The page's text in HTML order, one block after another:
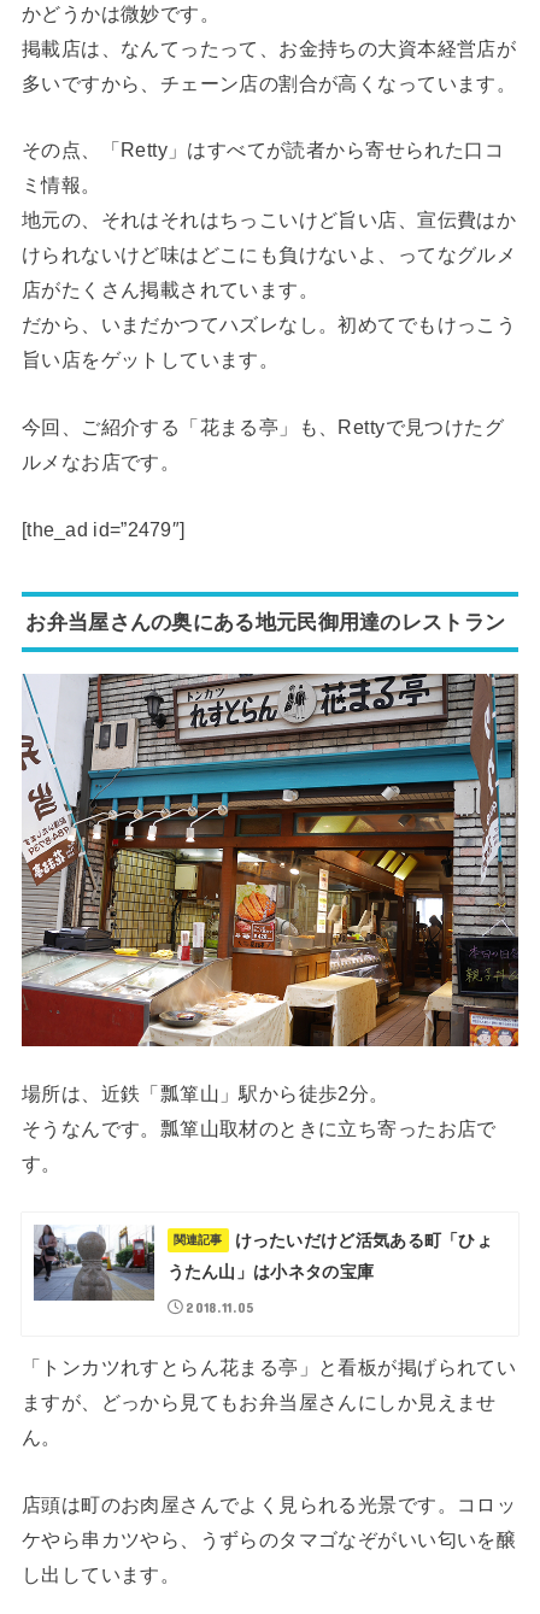
かどうかは微妙です。
掲載店は、なんてったって、お金持ちの大資本経営店が
多いですから、チェーン店の割合が高くなっています。
その点、「Retty」はすべてが読者から寄せられた口コ
ミ情報。
地元の、それはそれはちっこいけど旨い店、宣伝費はか
けられないけど味はどこにも負けないよ、ってなグルメ
店がたくさん掲載されています。
だから、いまだかつてハズレなし。初めてでもけっこう
旨い店をゲットしています。
今回、ご紹介する「花まる亭」も、Rettyで見つけたグ
ルメなお店です。
[the_ad id=”2479″]
お弁当屋さんの奥にある地元民御用達のレストラン
場所は、近鉄「瓢箪山」駅から徒歩2分。
そうなんです。瓢箪山取材のときに立ち寄ったお店で
す。
関連記事
けったいだけど活気ある町「ひょ
うたん山」は小ネタの宝庫
2018.11.05
「トンカツれすとらん花まる亭」と看板が掲げられてい
ますが、どっから見てもお弁当屋さんにしか見えませ
ん。
店頭は町のお肉屋さんでよく見られる光景です。コロッ
ケやら串カツやら、うずらのタマゴなぞがいい匂いを醸
し出しています。